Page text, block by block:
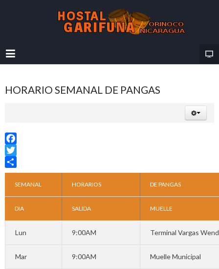
HORARIO SEMANAL DE PANGAS
Facebook
Twitter
Share
SEMANAL HORARIOS DE PANGAS
DIA SALIDA MUELLE
Lun 9:00AM Terminal Vargas
Mar 9:00AM Muelle Municipal